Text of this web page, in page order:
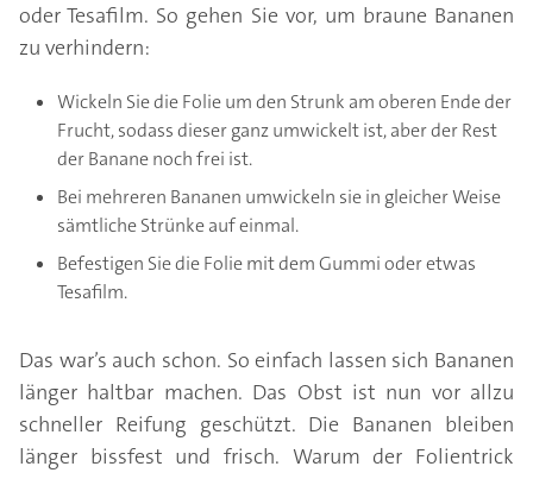
oder Tesafilm. So gehen Sie vor, um braune Bananen
zu verhindern:
Wickeln Sie die Folie um den Strunk am oberen Ende der
Frucht, sodass dieser ganz umwickelt ist, aber der Rest
der Banane noch frei ist.
Bei mehreren Bananen umwickeln sie in gleicher Weise
sämtliche Strünke auf einmal.
Befestigen Sie die Folie mit dem Gummi oder etwas
Tesafilm.
Das war’s auch schon. So einfach lassen sich Bananen
länger haltbar machen. Das Obst ist nun vor allzu
schneller Reifung geschützt. Die Bananen bleiben
länger bissfest und frisch. Warum der Folientrick